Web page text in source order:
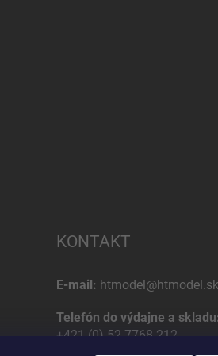
KONTAKT
E-mail: htmodel@htmodel.sk
Telefón do výdajne a
+421 (0) 52 7768 212